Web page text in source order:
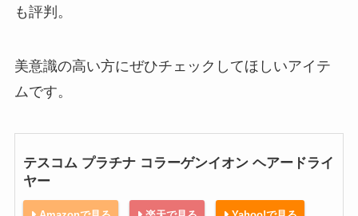
も評判。
美意識の高い方にぜひチェックしてほしいアイテ
ムです。
テスコム プラチナ コラーゲンイオン ヘアードライ
ヤー